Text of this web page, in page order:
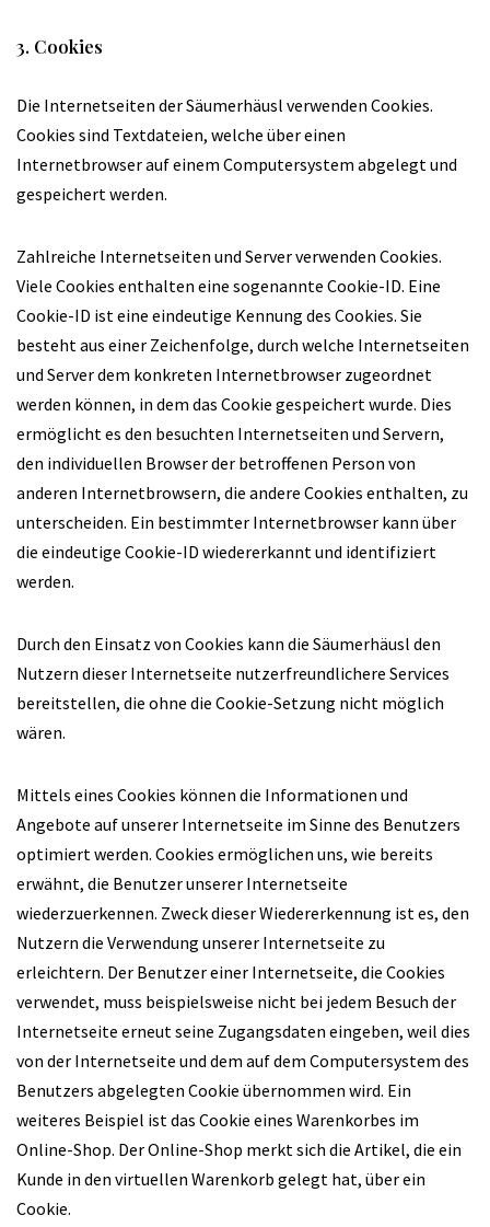
3. Cookies
Die Internetseiten der Säumerhäusl verwenden Cookies.
Cookies sind Textdateien, welche über einen
Internetbrowser auf einem Computersystem abgelegt und
gespeichert werden.
Zahlreiche Internetseiten und Server verwenden Cookies.
Viele Cookies enthalten eine sogenannte Cookie-ID. Eine
Cookie-ID ist eine eindeutige Kennung des Cookies. Sie
besteht aus einer Zeichenfolge, durch welche Internetseiten
und Server dem konkreten Internetbrowser zugeordnet
werden können, in dem das Cookie gespeichert wurde. Dies
ermöglicht es den besuchten Internetseiten und Servern,
den individuellen Browser der betroffenen Person von
anderen Internetbrowsern, die andere Cookies enthalten, zu
unterscheiden. Ein bestimmter Internetbrowser kann über
die eindeutige Cookie-ID wiedererkannt und identifiziert
werden.
Durch den Einsatz von Cookies kann die Säumerhäusl den
Nutzern dieser Internetseite nutzerfreundlichere Services
bereitstellen, die ohne die Cookie-Setzung nicht möglich
wären.
Mittels eines Cookies können die Informationen und
Angebote auf unserer Internetseite im Sinne des Benutzers
optimiert werden. Cookies ermöglichen uns, wie bereits
erwähnt, die Benutzer unserer Internetseite
wiederzuerkennen. Zweck dieser Wiedererkennung ist es, den
Nutzern die Verwendung unserer Internetseite zu
erleichtern. Der Benutzer einer Internetseite, die Cookies
verwendet, muss beispielsweise nicht bei jedem Besuch der
Internetseite erneut seine Zugangsdaten eingeben, weil dies
von der Internetseite und dem auf dem Computersystem des
Benutzers abgelegten Cookie übernommen wird. Ein
weiteres Beispiel ist das Cookie eines Warenkorbes im
Online-Shop. Der Online-Shop merkt sich die Artikel, die ein
Kunde in den virtuellen Warenkorb gelegt hat, über ein
Cookie.